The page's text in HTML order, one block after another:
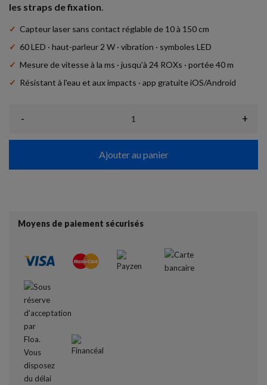
les straps de fixation
✓ Capteur laser sans contact réglable de 10 à 150 cm
✓ 60 LED · haut-parleur 2 W · vibration · symboles LED
✓ Mesure de vitesse à la ms · jusqu'à 24 ROXs · portée 40 m
✓ Résistant à l'eau et aux impacts · app gratuite iOS/Android
- +
Ajouter au panier
Moyens de paiement sécurisés